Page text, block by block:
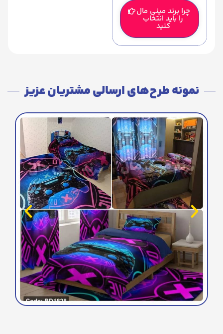
چرا برند مینی مال
را باید انتخاب
کنید
نمونه طرح‌های ارسالی مشتریان عزیز